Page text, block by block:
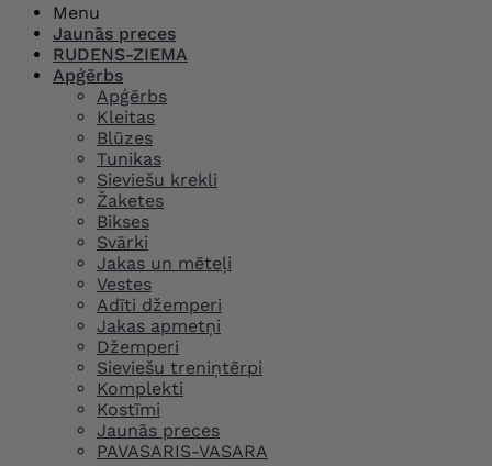
Menu
Jaunās preces
RUDENS-ZIEMA
Apģērbs
Apģērbs
Kleitas
Blūzes
Tunikas
Sieviešu krekli
Žaketes
Bikses
Svārki
Jakas un mēteļi
Vestes
Adīti džemperi
Jakas apmetņi
Džemperi
Sieviešu treniņtērpi
Komplekti
Kostīmi
Jaunās preces
PAVASARIS-VASARA